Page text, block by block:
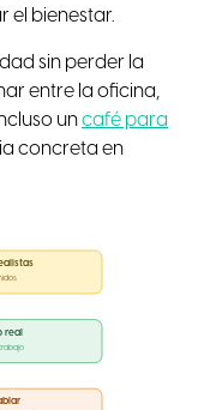
el bienestar.
sin perder la
entre la oficina,
uncafé para
concreta en
real